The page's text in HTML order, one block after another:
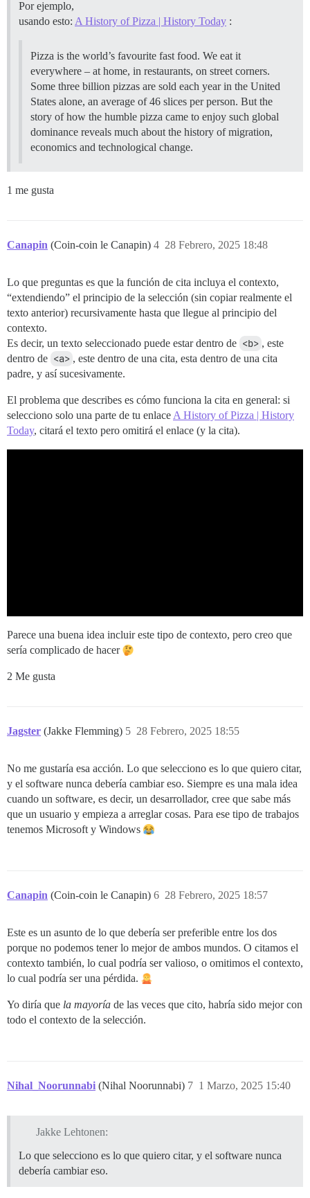
Por ejemplo,
usando esto: A History of Pizza | History Today :
Pizza is the world’s favourite fast food. We eat it
everywhere – at home, in restaurants, on street corners.
Some three billion pizzas are sold each year in the United
States alone, an average of 46 slices per person. But the
story of how the humble pizza came to enjoy such global
dominance reveals much about the history of migration,
economics and technological change.
1 me gusta
Canapin (Coin-coin le Canapin) 28 Febrero, 2025 18:48
4
Lo que preguntas es que la función de cita incluya el contexto,
“extendiendo” el principio de la selección (sin copiar realmente el
texto anterior) recursivamente hasta que llegue al principio del
contexto.
Es decir, un texto seleccionado puede estar dentro de <b> , este
dentro de <a> , este dentro de una cita, esta dentro de una cita
padre, y así sucesivamente.
El problema que describes es cómo funciona la cita en general: si
selecciono solo una parte de tu enlaceA History of Pizza | History
Today, citará el texto pero omitirá el enlace (y la cita).
Parece una buena idea incluir este tipo de contexto, pero creo que
sería complicado de hacer
2 Me gusta
Jagster (Jakke Flemming) 28 Febrero, 2025 18:55
5
No me gustaría esa acción. Lo que selecciono es lo que quiero citar,
y el software nunca debería cambiar eso. Siempre es una mala idea
cuando un software, es decir, un desarrollador, cree que sabe más
que un usuario y empieza a arreglar cosas. Para ese tipo de trabajos
tenemos Microsoft y Windows
Canapin (Coin-coin le Canapin) 28 Febrero, 2025 18:57
6
Este es un asunto de lo que debería ser preferible entre los dos
porque no podemos tener lo mejor de ambos mundos. O citamos el
contexto también, lo cual podría ser valioso, o omitimos el contexto,
lo cual podría ser una pérdida.
Yo diría que la mayoría de las veces que cito, habría sido mejor con
todo el contexto de la selección.
Nihal_Noorunnabi (Nihal Noorunnabi) 1 Marzo, 2025 15:40
7
Jakke Lehtonen:
Lo que selecciono es lo que quiero citar, y el software nunca
debería cambiar eso.